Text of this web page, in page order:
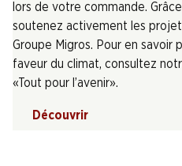
lors de votre commande.
soutenez activement les
Groupe Migros. Pour en savoir
faveur du climat, consultez
«Tout pour l’avenir».
Découvrir